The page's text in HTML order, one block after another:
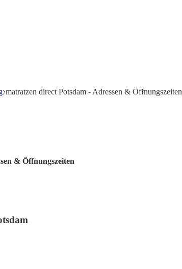
matratzen direct Potsdam - Adressen & Öffnungszeiten
& Öffnungszeiten